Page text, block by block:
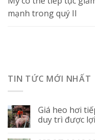
mạnh trong quý II
TIN TỨC MỚI NHẤT
Giá heo hơi
duy trì được